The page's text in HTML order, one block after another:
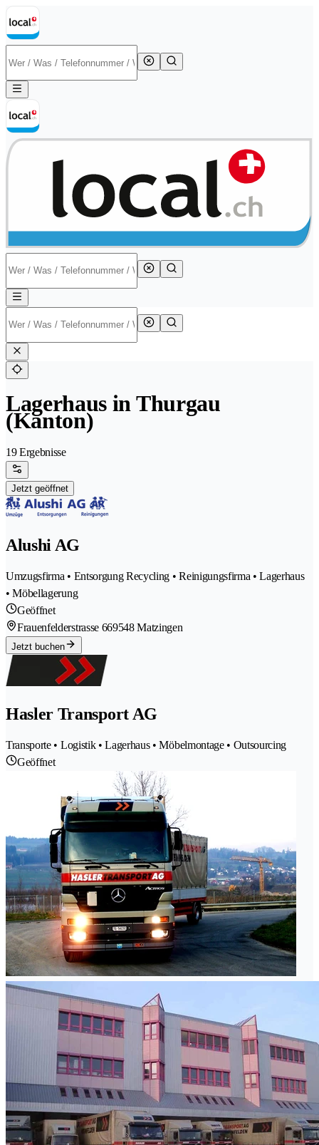
Lagerhaus in Thurgau
(Kanton)
19 Ergebnisse
Jetzt geöffnet
Alushi AG
Umzugsfirma • Entsorgung Recycling • Reinigungsfirma • Lagerhaus
• Möbellagerung
Geöffnet
Frauenfelderstrasse 669548 Matzingen
Jetzt buchen
Hasler Transport AG
Transporte • Logistik • Lagerhaus • Möbelmontage • Outsourcing
Geöffnet